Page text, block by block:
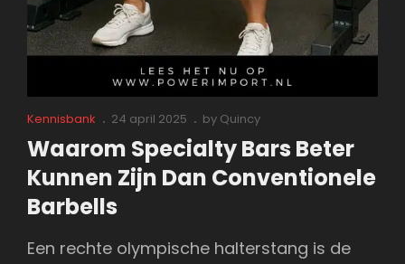
Cat
Links
Kennisbank
Posted
24 april 2025 by Quincy
Waarom Specialty Bars Beter
Kunnen Zijn Dan Conventionele
Barbells
Een rechte olympische halterstang is de